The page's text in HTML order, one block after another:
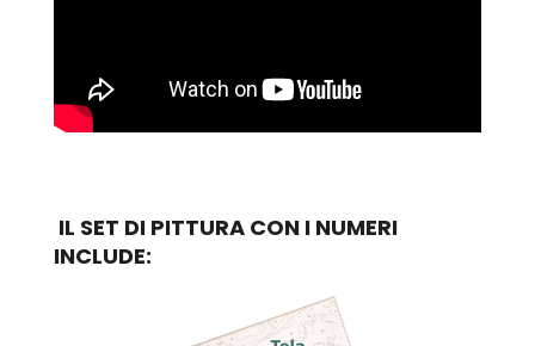
IL SET DI PITTURA CON I NUMERI
INCLUDE: